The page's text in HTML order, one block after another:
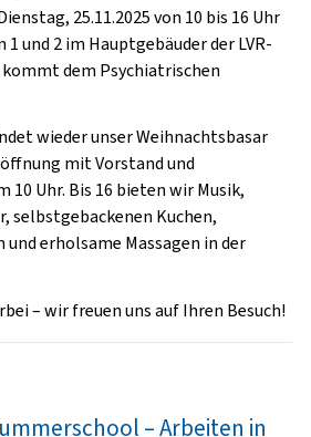
25.11.2025 von 10 bis 16 Uhr
und 2 im Hauptgebäuder der LVR-
dem Psychiatrischen
wieder unser Weihnachtsbasar
mit Vorstand und
Uhr. Bis 16 bieten wir Musik,
selbstgebackenen Kuchen,
und erholsame Massagen in der
– wir freuen uns auf Ihren Besuch!
– Arbeiten in